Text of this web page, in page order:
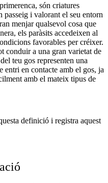
són criatures
i valorant el seu entorn
menjar qualsevol cosa que
els paràsits accedeixen al
favorables per créixer.
conduir a una gran varietat de
teu gos representen una
entri en contacte amb el gos, ja
amb el mateix tipus de
definició i registra aquest